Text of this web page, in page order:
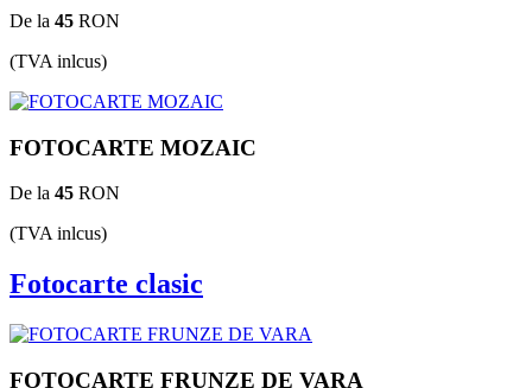
De la 45 RON
(TVA inlcus)
FOTOCARTE MOZAIC
De la 45 RON
(TVA inlcus)
Fotocarte clasic
FOTOCARTE FRUNZE DE VARA